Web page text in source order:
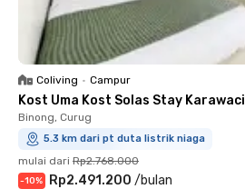
Coliving • Campur
Kost Uma Kost Solas Stay Karawaci
Binong, Curug
5.3 km dari pt duta listrik niaga
mulai dari Rp2.768.000
-10% Rp2.491.200 /bulan